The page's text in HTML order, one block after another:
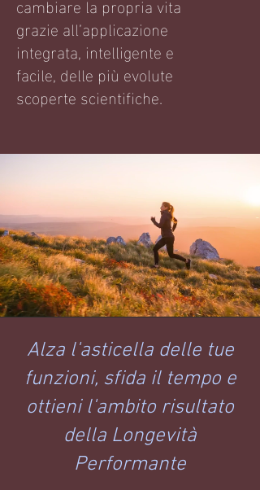
grazie all’applicazione
integrata, intelligente e
facile, delle più evolute
scoperte scientifiche.
Alza l'asticella delle tue
funzioni, sfida il tempo e
ottieni l'ambito risultato
della Longevità
Performante